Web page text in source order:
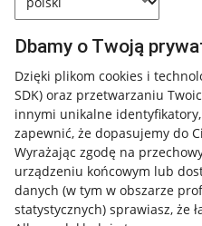
Dbamy o Twoją
Dzięki plikom cookies i
SDK) oraz przetwarzaniu
innymi unikalne
zapewnić, że dopasujemy do
Wyrażając zgodę na
urządzeniu końcowym lub
danych (w tym w obszarze
statystycznych) sprawiasz, że